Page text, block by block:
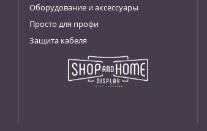
Оборудование и аксессуары
Просто для профи
Защита кабеля